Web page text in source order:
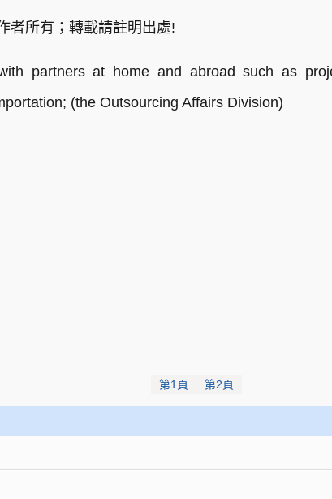
者所有；轉載請註明出處!
partners at home and abroad such as
(the Outsourcing Affairs Division)
第1頁 第2頁